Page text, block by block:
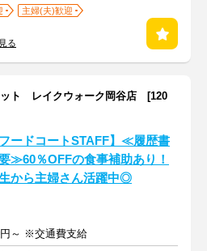
主婦(夫)歓迎
る
ット レイクウォーク岡谷店 [120
フードコートSTAFF】≪履歴書
≫60％OFFの食事補助あり！
から主婦さん活躍中◎
～ ※交通費支給